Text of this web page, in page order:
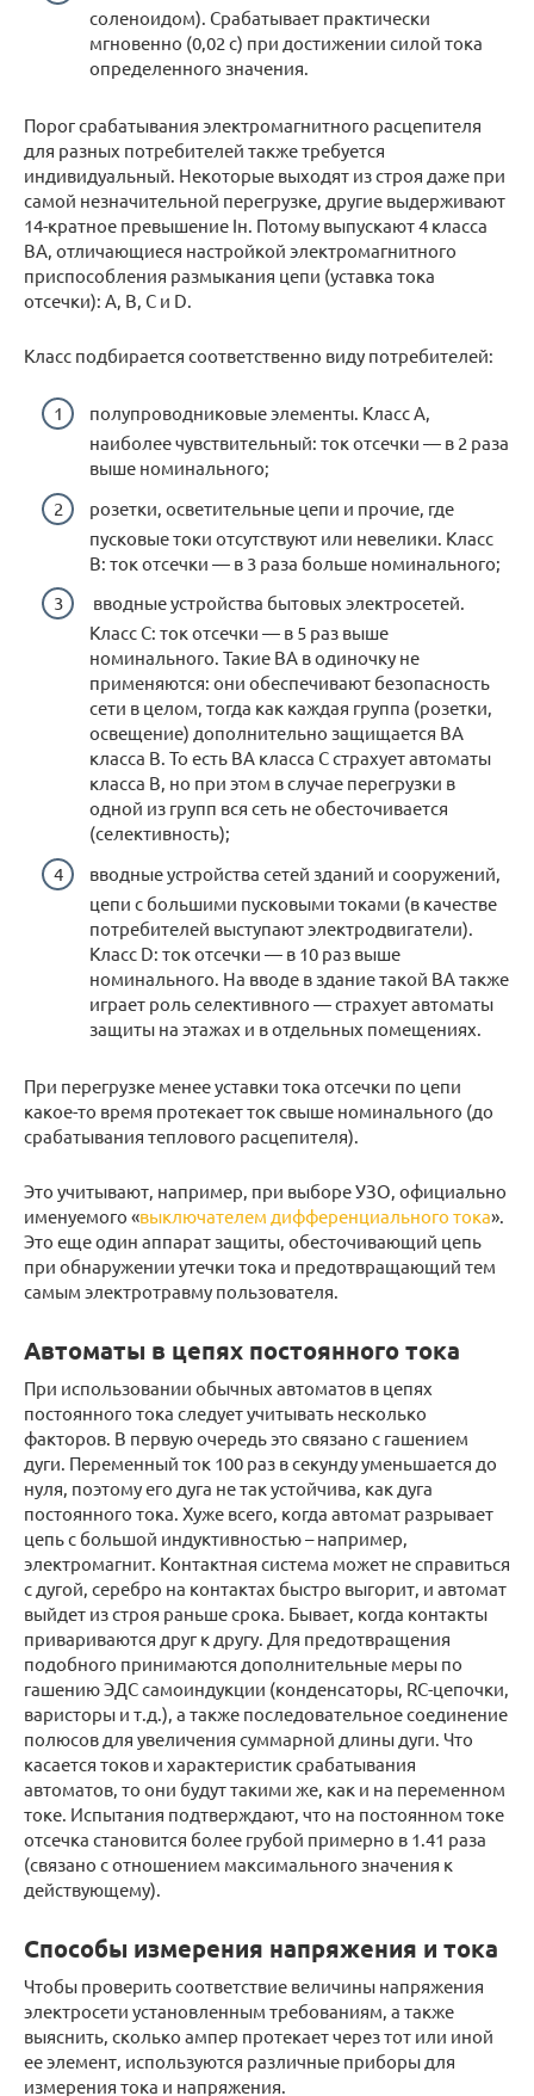
соленоидом). Срабатывает практически
мгновенно (0,02 с) при достижении силой тока
определенного значения.
Порог срабатывания электромагнитного расцепителя
для разных потребителей также требуется
индивидуальный. Некоторые выходят из строя даже при
самой незначительной перегрузке, другие выдерживают
14-кратное превышение Iн. Потому выпускают 4 класса
ВА, отличающиеся настройкой электромагнитного
приспособления размыкания цепи (уставка тока
отсечки): A, B, C и D.
Класс подбирается соответственно виду потребителей:
полупроводниковые элементы. Класс А,
наиболее чувствительный: ток отсечки — в 2 раза
выше номинального;
розетки, осветительные цепи и прочие, где
пусковые токи отсутствуют или невелики. Класс
В: ток отсечки — в 3 раза больше номинального;
вводные устройства бытовых электросетей.
Класс С: ток отсечки — в 5 раз выше
номинального. Такие ВА в одиночку не
применяются: они обеспечивают безопасность
сети в целом, тогда как каждая группа (розетки,
освещение) дополнительно защищается ВА
класса В. То есть ВА класса С страхует автоматы
класса В, но при этом в случае перегрузки в
одной из групп вся сеть не обесточивается
(селективность);
вводные устройства сетей зданий и сооружений,
цепи с большими пусковыми токами (в качестве
потребителей выступают электродвигатели).
Класс D: ток отсечки — в 10 раз выше
номинального. На вводе в здание такой ВА также
играет роль селективного — страхует автоматы
защиты на этажах и в отдельных помещениях.
При перегрузке менее уставки тока отсечки по цепи
какое-то время протекает ток свыше номинального (до
срабатывания теплового расцепителя).
Это учитывают, например, при выборе УЗО, официально
именуемого «выключателем дифференциального тока».
Это еще один аппарат защиты, обесточивающий цепь
при обнаружении утечки тока и предотвращающий тем
самым электротравму пользователя.
Автоматы в цепях постоянного тока
При использовании обычных автоматов в цепях
постоянного тока следует учитывать несколько
факторов. В первую очередь это связано с гашением
дуги. Переменный ток 100 раз в секунду уменьшается до
нуля, поэтому его дуга не так устойчива, как дуга
постоянного тока. Хуже всего, когда автомат разрывает
цепь с большой индуктивностью – например,
электромагнит. Контактная система может не справиться
с дугой, серебро на контактах быстро выгорит, и автомат
выйдет из строя раньше срока. Бывает, когда контакты
привариваются друг к другу. Для предотвращения
подобного принимаются дополнительные меры по
гашению ЭДС самоиндукции (конденсаторы, RС-цепочки,
варисторы и т.д.), а также последовательное соединение
полюсов для увеличения суммарной длины дуги. Что
касается токов и характеристик срабатывания
автоматов, то они будут такими же, как и на переменном
токе. Испытания подтверждают, что на постоянном токе
отсечка становится более грубой примерно в 1.41 раза
(связано с отношением максимального значения к
действующему).
Способы измерения напряжения и тока
Чтобы проверить соответствие величины напряжения
электросети установленным требованиям, а также
выяснить, сколько ампер протекает через тот или иной
ее элемент, используются различные приборы для
измерения тока и напряжения.